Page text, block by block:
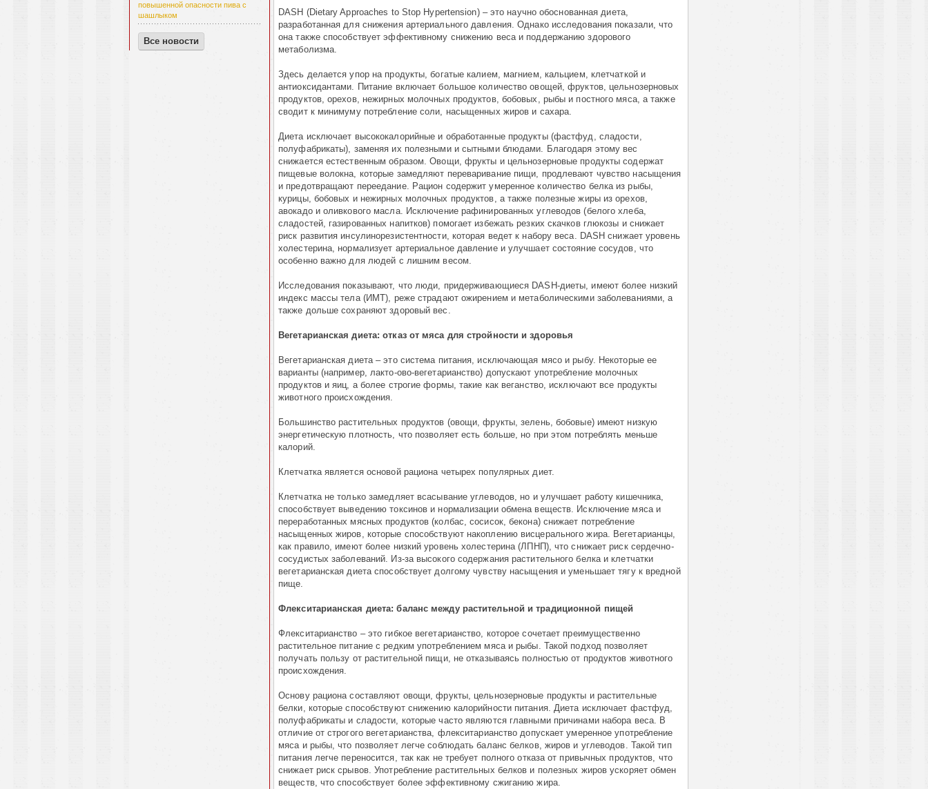
повышенной опасности пива с
шашлыком
Все новости
DASH (Dietary Approaches to Stop Hypertension) – это научно обоснованная диета,
разработанная для снижения артериального давления. Однако исследования показали, что
она также способствует эффективному снижению веса и поддержанию здорового
метаболизма.
Здесь делается упор на продукты, богатые калием, магнием, кальцием, клетчаткой и
антиоксидантами. Питание включает большое количество овощей, фруктов, цельнозерновых
продуктов, орехов, нежирных молочных продуктов, бобовых, рыбы и постного мяса, а также
сводит к минимуму потребление соли, насыщенных жиров и сахара.
Диета исключает высококалорийные и обработанные продукты (фастфуд, сладости,
полуфабрикаты), заменяя их полезными и сытными блюдами. Благодаря этому вес
снижается естественным образом. Овощи, фрукты и цельнозерновые продукты содержат
пищевые волокна, которые замедляют переваривание пищи, продлевают чувство насыщения
и предотвращают переедание. Рацион содержит умеренное количество белка из рыбы,
курицы, бобовых и нежирных молочных продуктов, а также полезные жиры из орехов,
авокадо и оливкового масла. Исключение рафинированных углеводов (белого хлеба,
сладостей, газированных напитков) помогает избежать резких скачков глюкозы и снижает
риск развития инсулинорезистентности, которая ведет к набору веса. DASH снижает уровень
холестерина, нормализует артериальное давление и улучшает состояние сосудов, что
особенно важно для людей с лишним весом.
Исследования показывают, что люди, придерживающиеся DASH-диеты, имеют более низкий
индекс массы тела (ИМТ), реже страдают ожирением и метаболическими заболеваниями, а
также дольше сохраняют здоровый вес.
Вегетарианская диета: отказ от мяса для стройности и здоровья
Вегетарианская диета – это система питания, исключающая мясо и рыбу. Некоторые ее
варианты (например, лакто-ово-вегетарианство) допускают употребление молочных
продуктов и яиц, а более строгие формы, такие как веганство, исключают все продукты
животного происхождения.
Большинство растительных продуктов (овощи, фрукты, зелень, бобовые) имеют низкую
энергетическую плотность, что позволяет есть больше, но при этом потреблять меньше
калорий.
Клетчатка является основой рациона четырех популярных диет.
Клетчатка не только замедляет всасывание углеводов, но и улучшает работу кишечника,
способствует выведению токсинов и нормализации обмена веществ. Исключение мяса и
переработанных мясных продуктов (колбас, сосисок, бекона) снижает потребление
насыщенных жиров, которые способствуют накоплению висцерального жира. Вегетарианцы,
как правило, имеют более низкий уровень холестерина (ЛПНП), что снижает риск сердечно-
сосудистых заболеваний. Из-за высокого содержания растительного белка и клетчатки
вегетарианская диета способствует долгому чувству насыщения и уменьшает тягу к вредной
пище.
Флекситарианская диета: баланс между растительной и традиционной пищей
Флекситарианство – это гибкое вегетарианство, которое сочетает преимущественно
растительное питание с редким употреблением мяса и рыбы. Такой подход позволяет
получать пользу от растительной пищи, не отказываясь полностью от продуктов животного
происхождения.
Основу рациона составляют овощи, фрукты, цельнозерновые продукты и растительные
белки, которые способствуют снижению калорийности питания. Диета исключает фастфуд,
полуфабрикаты и сладости, которые часто являются главными причинами набора веса. В
отличие от строгого вегетарианства, флекситарианство допускает умеренное употребление
мяса и рыбы, что позволяет легче соблюдать баланс белков, жиров и углеводов. Такой тип
питания легче переносится, так как не требует полного отказа от привычных продуктов, что
снижает риск срывов. Употребление растительных белков и полезных жиров ускоряет обмен
веществ, что способствует более эффективному сжиганию жира.